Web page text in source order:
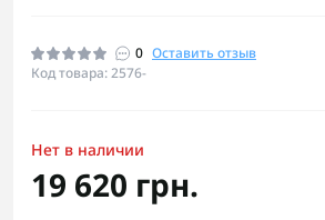
0 Оставить отзыв
Код товара: 2576-
Нет в наличии
19 620 грн.